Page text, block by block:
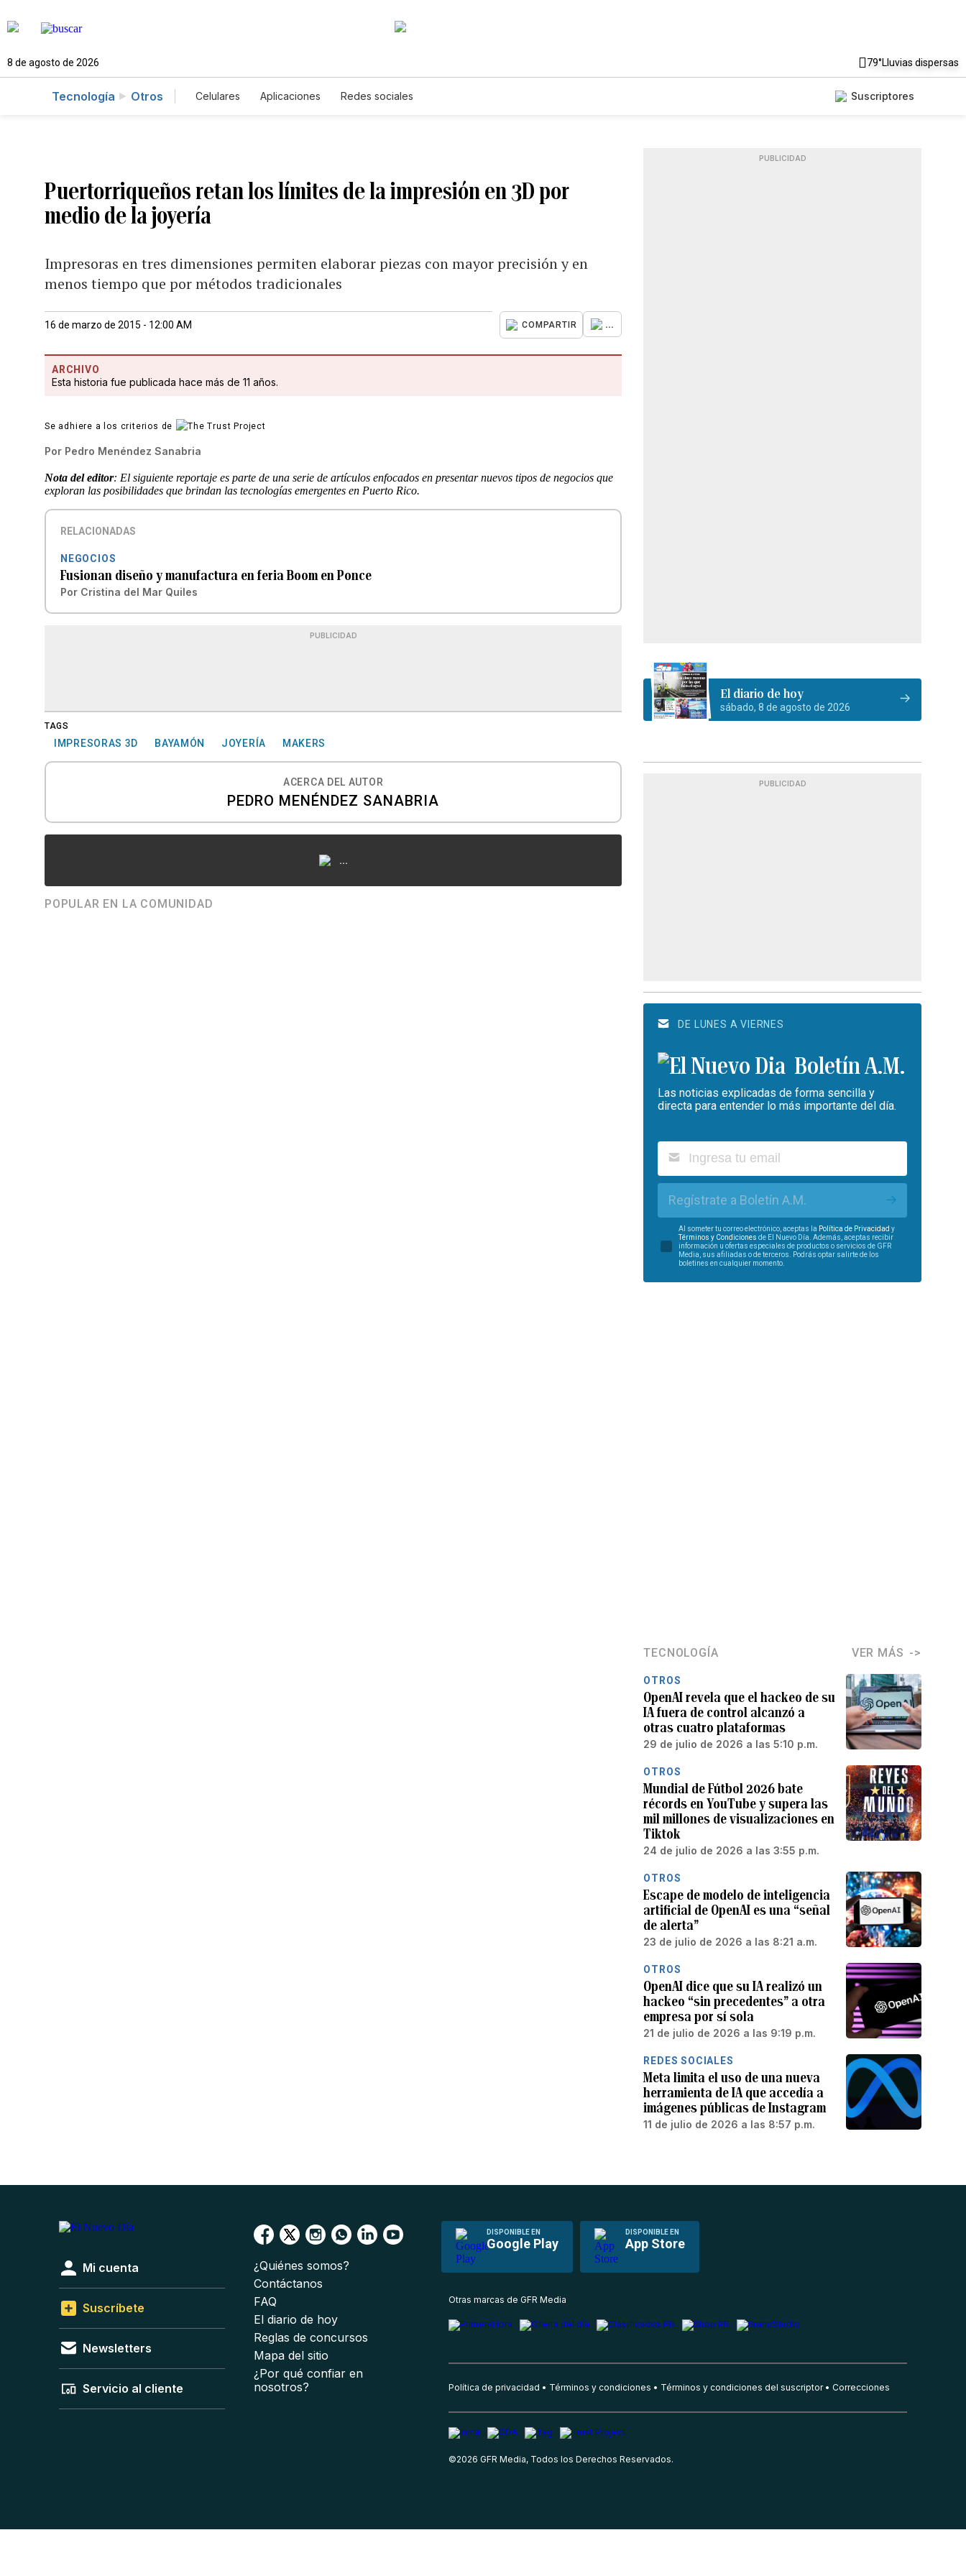
8 de agosto de 2026 79°Lluvias dispersas
Tecnología Otros Celulares Aplicaciones Redes sociales Suscriptores
Puertorriqueños retan los límites de la impresión en 3D por
medio de la joyería
Impresoras en tres dimensiones permiten elaborar piezas con mayor precisión y en
menos tiempo que por métodos tradicionales
16 de marzo de 2015 - 12:00 AM COMPARTIR ...
ARCHIVO
Esta historia fue publicada hace más de 11 años.
Se adhiere a los criterios de
Por Pedro Menéndez Sanabria
Nota del editor: El siguiente reportaje es parte de una serie de artículos enfocados en presentar nuevos tipos de negocios que
exploran las posibilidades que brindan las tecnologías emergentes en Puerto Rico.
RELACIONADAS
NEGOCIOS
Fusionan diseño y manufactura en feria Boom en Ponce
Por Cristina del Mar Quiles
PUBLICIDAD
TAGS
IMPRESORAS 3D BAYAMÓN JOYERÍA MAKERS
ACERCA DEL AUTOR
PEDRO MENÉNDEZ SANABRIA
...
POPULAR EN LA COMUNIDAD
PUBLICIDAD
El diario de hoy
sábado, 8 de agosto de 2026
PUBLICIDAD
DE LUNES A VIERNES
Boletín A.M.
Las noticias explicadas de forma sencilla y
directa para entender lo más importante del día.
Regístrate a Boletín A.M.
Al someter tu correo electrónico, aceptas la Política de Privacidad y
Términos y Condiciones de El Nuevo Día. Además, aceptas recibir
información u ofertas especiales de productos o servicios de GFR
Media, sus afiliadas o de terceros. Podrás optar salirte de los
boletines en cualquier momento.
TECNOLOGÍA VER MÁS
OTROS
OpenAI revela que el hackeo de su
IA fuera de control alcanzó a
otras cuatro plataformas
29 de julio de 2026 a las 5:10 p.m.
OTROS
Mundial de Fútbol 2026 bate
récords en YouTube y supera las
mil millones de visualizaciones en
Tiktok
24 de julio de 2026 a las 3:55 p.m.
OTROS
Escape de modelo de inteligencia
artificial de OpenAI es una “señal
de alerta”
23 de julio de 2026 a las 8:21 a.m.
OTROS
OpenAI dice que su IA realizó un
hackeo “sin precedentes” a otra
empresa por sí sola
21 de julio de 2026 a las 9:19 p.m.
REDES SOCIALES
Meta limita el uso de una nueva
herramienta de IA que accedía a
imágenes públicas de Instagram
11 de julio de 2026 a las 8:57 p.m.
DISPONIBLE EN
Google Play
DISPONIBLE EN
App Store
Mi cuenta
Suscríbete
Newsletters
Servicio al cliente
¿Quiénes somos?
Contáctanos
FAQ
El diario de hoy
Reglas de concursos
Mapa del sitio
¿Por qué confiar en
nosotros?
Otras marcas de GFR Media
Política de privacidad Términos y condiciones Términos y condiciones del suscriptor Correcciones
©2026 GFR Media, Todos los Derechos Reservados.